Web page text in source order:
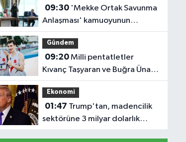
09:30'Mekke Ortak Savunma
Anlaşması' kamuoyunun
dikkatini çekti
Gündem
09:20Milli pentatletler
Kıvanç Taşyaran ve Buğra Ünal,
Avrupa Şampiyonası'nda
finalde!
Ekonomi
01:47
sektörüne 3 milyar dolarlık
yatırım